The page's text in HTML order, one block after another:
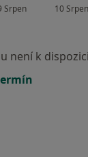
Srpen 10 Srpen
není k dispozici